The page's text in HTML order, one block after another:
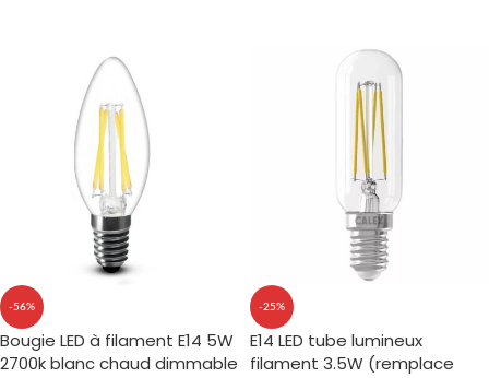
-56%
Bougie LED à filament E14 5W
2700k blanc chaud dimmable
-25%
E14 LED tube lumineux
filament 3.5W (remplace